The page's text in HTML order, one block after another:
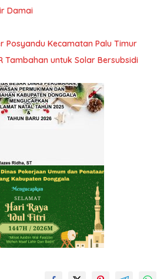
Damai
Posyandu Kecamatan Palu Timur
Tambahan untuk Solar Bersubsidi